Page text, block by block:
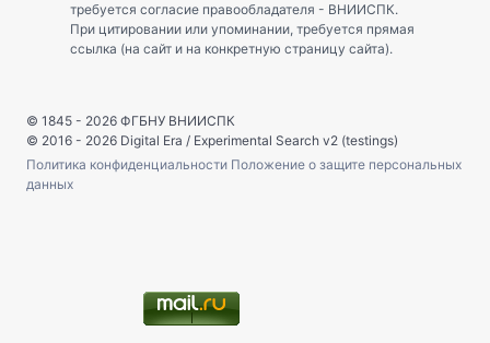
требуется согласие правообладателя - ВНИИСПК.
При цитировании или упоминании, требуется прямая
ссылка (на сайт и на конкретную страницу сайта).
© 1845 - 2026 ФГБНУ ВНИИСПК
© 2016 - 2026 Digital Era / Experimental Search v2 (testings)
Политика конфиденциальности Положение о защите персональных
данных